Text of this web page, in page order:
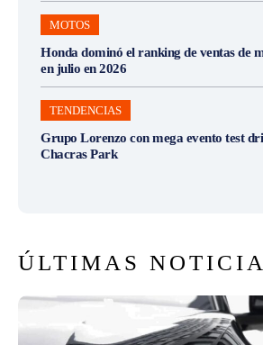
MOTOS
Honda dominó el ranking de ventas de
en julio en 2026
TENDENCIAS
Grupo Lorenzo con mega evento test
Chacras Park
ÚLTIMAS